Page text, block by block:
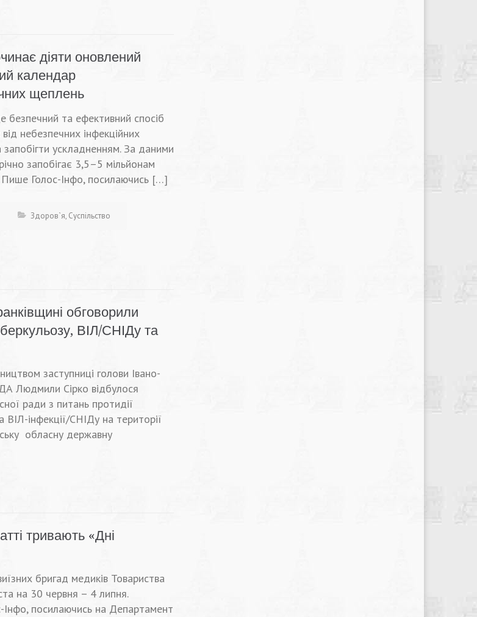
діяти оновлений
календар
щеплень
безпечний та ефективний спосіб
небезпечних інфекційних
ускладненням. За даними
запобігає 3,5–5 мільйонам
Пише Голос-Інфо, посилаючись […]
Здоров`я, Суспільство
обговорили
ВІЛ/СНІДу та
заступниці голови Івано-
Людмили Сірко відбулося
ради з питань протидії
ВІЛ-інфекції/СНІДу на території
обласну державну
тривають «Дні
бригад медиків Товариства
на 30 червня – 4 липня.
Інфо, посилаючись на Департамент